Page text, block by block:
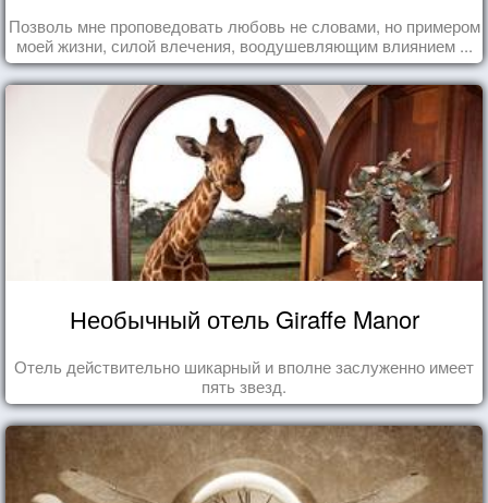
Позволь мне проповедовать любовь не словами, но примером
моей жизни, силой влечения, воодушевляющим влиянием ...
Необычный отель Giraffe Manor
Отель действительно шикарный и вполне заслуженно имеет
пять звезд.